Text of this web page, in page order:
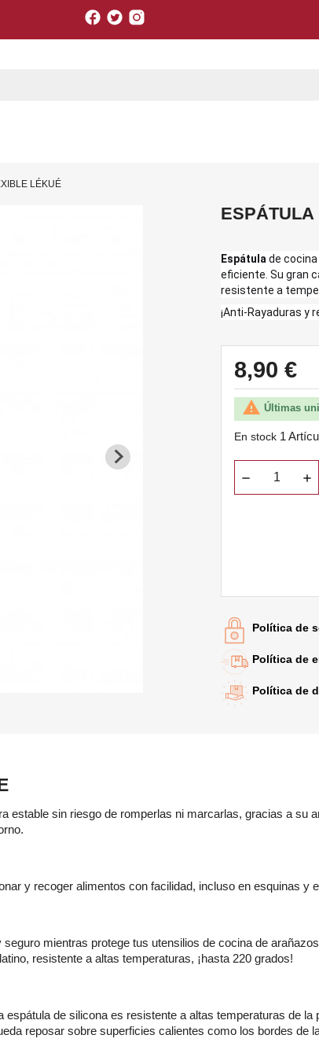
Facebook
Twitter
LÉKUÉ
Espátula de
eficiente. Su gran
resistente a
¡Anti-Rayaduras y
8,90 €
 Últimas
En stock 1
Política de
Política de
Política de
estable sin riesgo de romperlas ni marcarlas, gracias a su
y recoger alimentos con facilidad, incluso en esquinas y
mientras protege tus utensilios de cocina de
resistente a altas temperaturas, ¡hasta 220 grados!
de silicona es resistente a altas temperaturas de
reposar sobre superficies calientes como los bordes de